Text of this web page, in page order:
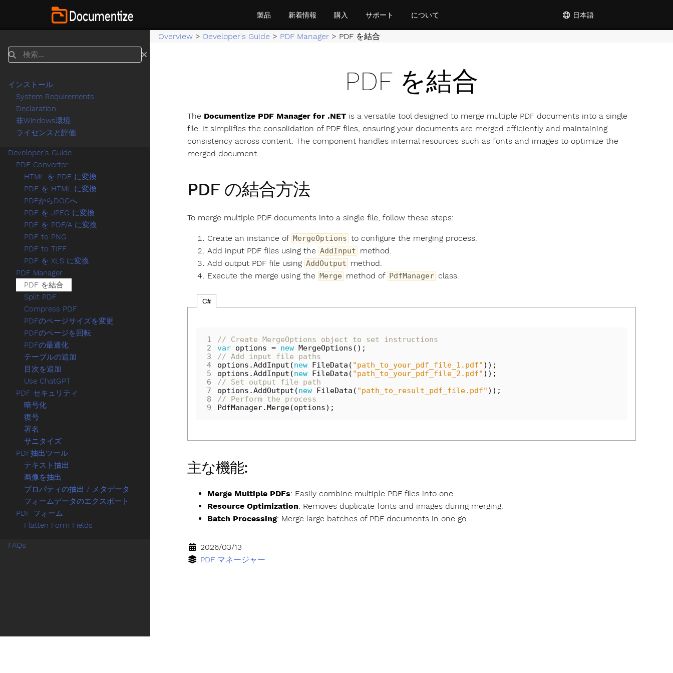
日本語
製品 新着情報 購入 サポート について
Overview > Developer's Guide > PDF Manager > PDF を結合
PDF を結合
The Documentize PDF Manager for .NET is a versatile tool designed to merge multiple PDF documents into a single
file. It simplifies the consolidation of PDF files, ensuring your documents are merged efficiently and maintaining
consistency across content. The component handles internal resources such as fonts and images to optimize the
merged document.
PDF の結合方法
To merge multiple PDF documents into a single file, follow these steps:
Create an instance of MergeOptions to configure the merging process.
Add input PDF files using the AddInput method.
Add output PDF file using AddOutput method.
Execute the merge using the Merge method of PdfManager class.
C#
1
// Create MergeOptions object to set instructions
2
var options = new MergeOptions ();
3
// Add input file paths
4
options .AddInput (new FileData ( "path_to_your_pdf_file_1.pdf" ));
5
options .AddInput (new FileData ( "path_to_your_pdf_file_2.pdf" ));
6
// Set output file path
7
options .AddOutput (new FileData ( "path_to_result_pdf_file.pdf" ));
8
// Perform the process
9
PdfManager.Merge(options);
主な機能:
Merge Multiple PDFs: Easily combine multiple PDF files into one.
Resource Optimization: Removes duplicate fonts and images during merging.
Batch Processing: Merge large batches of PDF documents in one go.
2026/03/13
PDF マネージャー
検索
インストール
System Requirements
Declaration
非Windows環境
ライセンスと評価
Developer's Guide
PDF Converter
HTML を PDF に変換
PDF を HTML に変換
PDFからDOCへ
PDF を JPEG に変換
PDF を PDF/A に変換
PDF to PNG
PDF to TIFF
PDF を XLS に変換
PDF Manager
PDF を結合
Split PDF
Compress PDF
PDFのページサイズを変更
PDFのページを回転
PDFの最適化
テーブルの追加
目次を追加
Use ChatGPT
PDF セキュリティ
暗号化
復号
署名
サニタイズ
PDF抽出ツール
テキスト抽出
画像を抽出
プロパティの抽出 / メタデータ
フォームデータのエクスポート
PDF フォーム
Flatten Form Fields
FAQs